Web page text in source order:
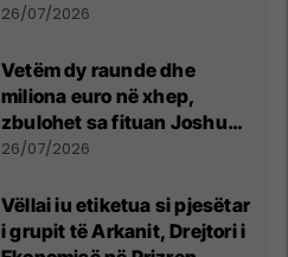
kontroll të madh
26/07/2026
Vetëm dy raunde dhe
miliona euro në xhep,
zbulohet sa fituan Joshua
e Prenga
26/07/2026
Vëllai iu etiketua si pjesëtar
i grupit të Arkanit, Drejtori i